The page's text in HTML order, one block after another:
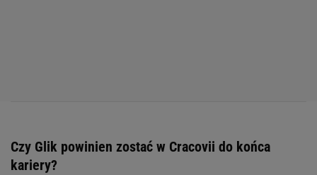
Czy Glik powinien zostać w Cracovii do końca
kariery?